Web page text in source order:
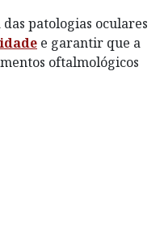
patologias oculares
e garantir que a
oftalmológicos